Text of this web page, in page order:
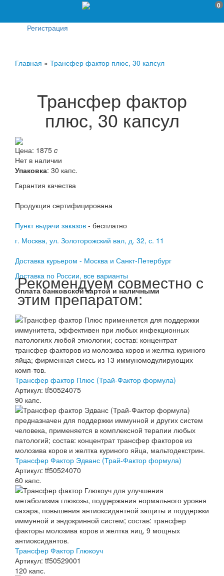
0
Регистрация
Главная » Трансфер фактор плюс, 30 капсул
Трансфер фактор
плюс, 30 капсул
Цена: 1875 c
Нет в наличии
Упаковка: 30 капс.
Гарантия качества
Продукция сертифицирована
Пункт выдачи заказов - бесплатно
г. Москва, ул. Золоторожский вал, д. 32, с. 11
Доставка курьером - Москва и Санкт-Петербург
Доставка по России, все варианты
Оплата банковской картой и наличными
Рекомендуем совместно с
этим препаратом:
Трансфер фактор Плюс (Трай-Фактор формула)
Артикул: tf50524075
90 капс.
Трансфер Фактор Эдванс (Трай-Фактор формула)
Артикул: tf50524070
60 капс.
Трансфер Фактор Глюкоуч
Артикул: tf50529001
120 капс.